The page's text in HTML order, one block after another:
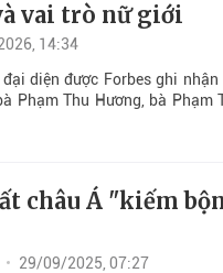
vai trò nữ giới
14:34
diện được Forbes ghi
Phạm Thu Hương, bà Phạm
châu Á "kiếm
29/09/2025, 07:27